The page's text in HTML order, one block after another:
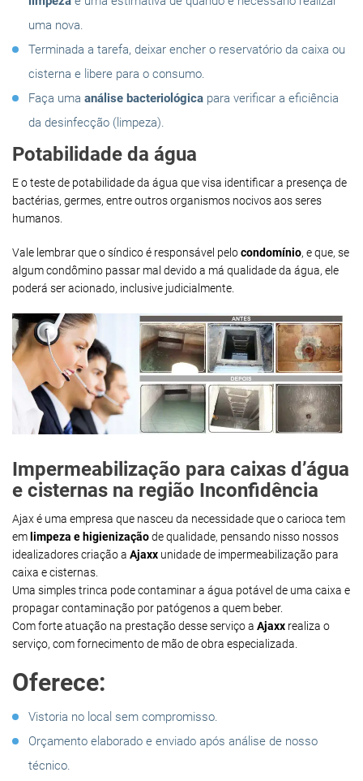
uma nova.
Terminada a tarefa, deixar encher o reservatório da caixa ou
cisterna e libere para o consumo.
Faça uma análise bacteriológica para verificar a eficiência
da desinfecção (limpeza).
Potabilidade da água
E o teste de potabilidade da água que visa identificar a presença de
bactérias, germes, entre outros organismos nocivos aos seres
humanos.
Vale lembrar que o síndico é responsável pelocondomínio, e que, se
algum condômino passar mal devido a má qualidade da água, ele
poderá ser acionado, inclusive judicialmente.
Impermeabilização para caixas d’água
e cisternas na região Inconfidência
Ajax é uma empresa que nasceu da necessidade que o carioca tem
em limpeza e higienizaçãode qualidade, pensando nisso nossos
idealizadores criação a Ajaxx unidade de impermeabilização para
caixa e cisternas.
Uma simples trinca pode contaminar a água potável de uma caixa e
propagar contaminação por patógenos a quem beber.
Com forte atuação na prestação desse serviço a Ajaxx realiza o
serviço, com fornecimento de mão de obra especializada.
Oferece:
Vistoria no local sem compromisso.
Orçamento elaborado e enviado após análise de nosso
técnico.